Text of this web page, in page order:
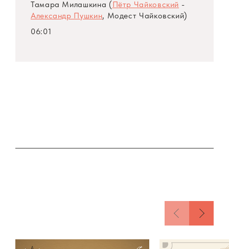
в Соединенных Штатах Америки, выступила
в парши Лизы («Пиковая дама» П.
Чайковского). Слушатели и пресса высоко
Дж. Верди) на сцене Венской оперы (1965–
Милашкиной наиболее ярко проявляется в
Тамара Милашкина (Пётр Чайковский -
Александр Пушкин, Модест Чайковский)
06:01